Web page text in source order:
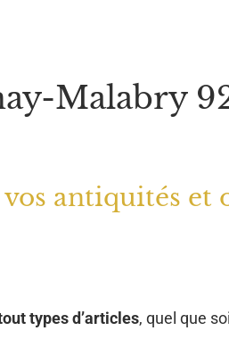
Malabry
antiquités et
types d’articles, quel que